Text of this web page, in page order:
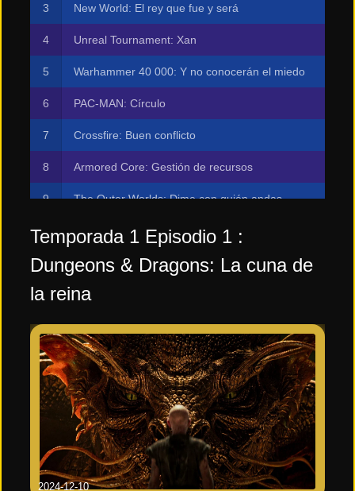
New World: El rey que fue y será
Unreal Tournament: Xan
Warhammer 40 000: Y no conocerán el miedo
PAC-MAN: Círculo
Crossfire: Buen conflicto
Armored Core: Gestión de recursos
The Outer Worlds: Dime con quién andas
Mega Man: Inicio
Exodus: Odisea
Spelunky: Recuento
Concord: La historia de la implacable
Honor of Kings: La naturaleza de todas las
cosas
Playtime: Cumplimiento
Temporada 1 Episodio 1 :
Dungeons & Dragons: La cuna de
la reina
2024-12-10